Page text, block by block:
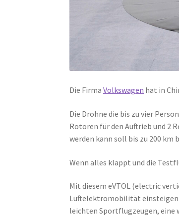
Die FirmaVolkswagen hat in
Die Drohne die bis zu vier
Rotoren für den Auftrieb und 2
werden kann soll bis zu 200 km
Wenn alles klappt und die
Mit diesem eVTOL (electric
Luftelektromobilität
leichten Sportflugzeugen, eine